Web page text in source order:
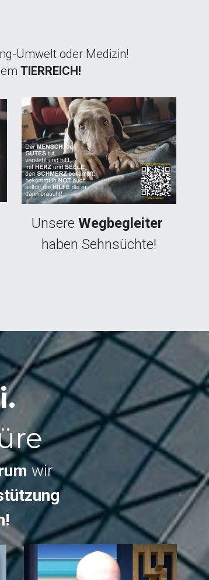
Umwelt oder Medizin!
TIERREICH!
Unsere Wegbegleiter
haben Sehnsüchte!
wir